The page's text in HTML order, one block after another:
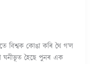
বিশ্বক কোঙা কৰি থৈ গ’ল
ঘনীভূত হৈছে পুনৰ এক